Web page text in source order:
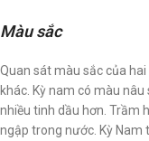
Màu sắc
Quan sát màu sắc của
khác. Kỳ nam có màu
nhiều tinh dầu hơn. Trầm
ngập trong nước. Kỳ Nam